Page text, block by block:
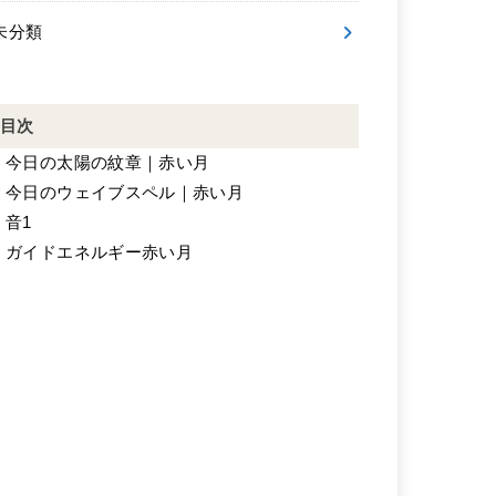
分類
目次
今日の太陽の紋章｜赤い月
今日のウェイブスペル｜赤い月
音1
ガイドエネルギー赤い月